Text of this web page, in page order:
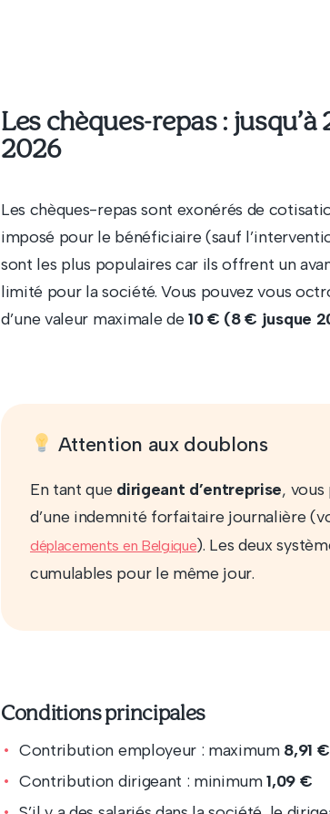
Les chèques-repas :
2026
Les chèques-repas sont exonérés de
imposé pour le bénéficiaire (sauf
sont les plus populaires car ils offrent un
limité pour la société. Vous pouvez vous
d’une valeur maximale de 10 € (8 € jusque
Attention aux doublons
En tant que dirigeant d’entreprise, vous
d’une indemnité forfaitaire journalière
déplacements en Belgique). Les deux
cumulables pour le même jour.
Conditions principales
Contribution employeur : maximum 8,91 €
Contribution dirigeant : minimum1,09 €